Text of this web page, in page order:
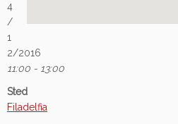
4
/
1
2/2016
11:00 - 13:00
Sted
Filadelfia